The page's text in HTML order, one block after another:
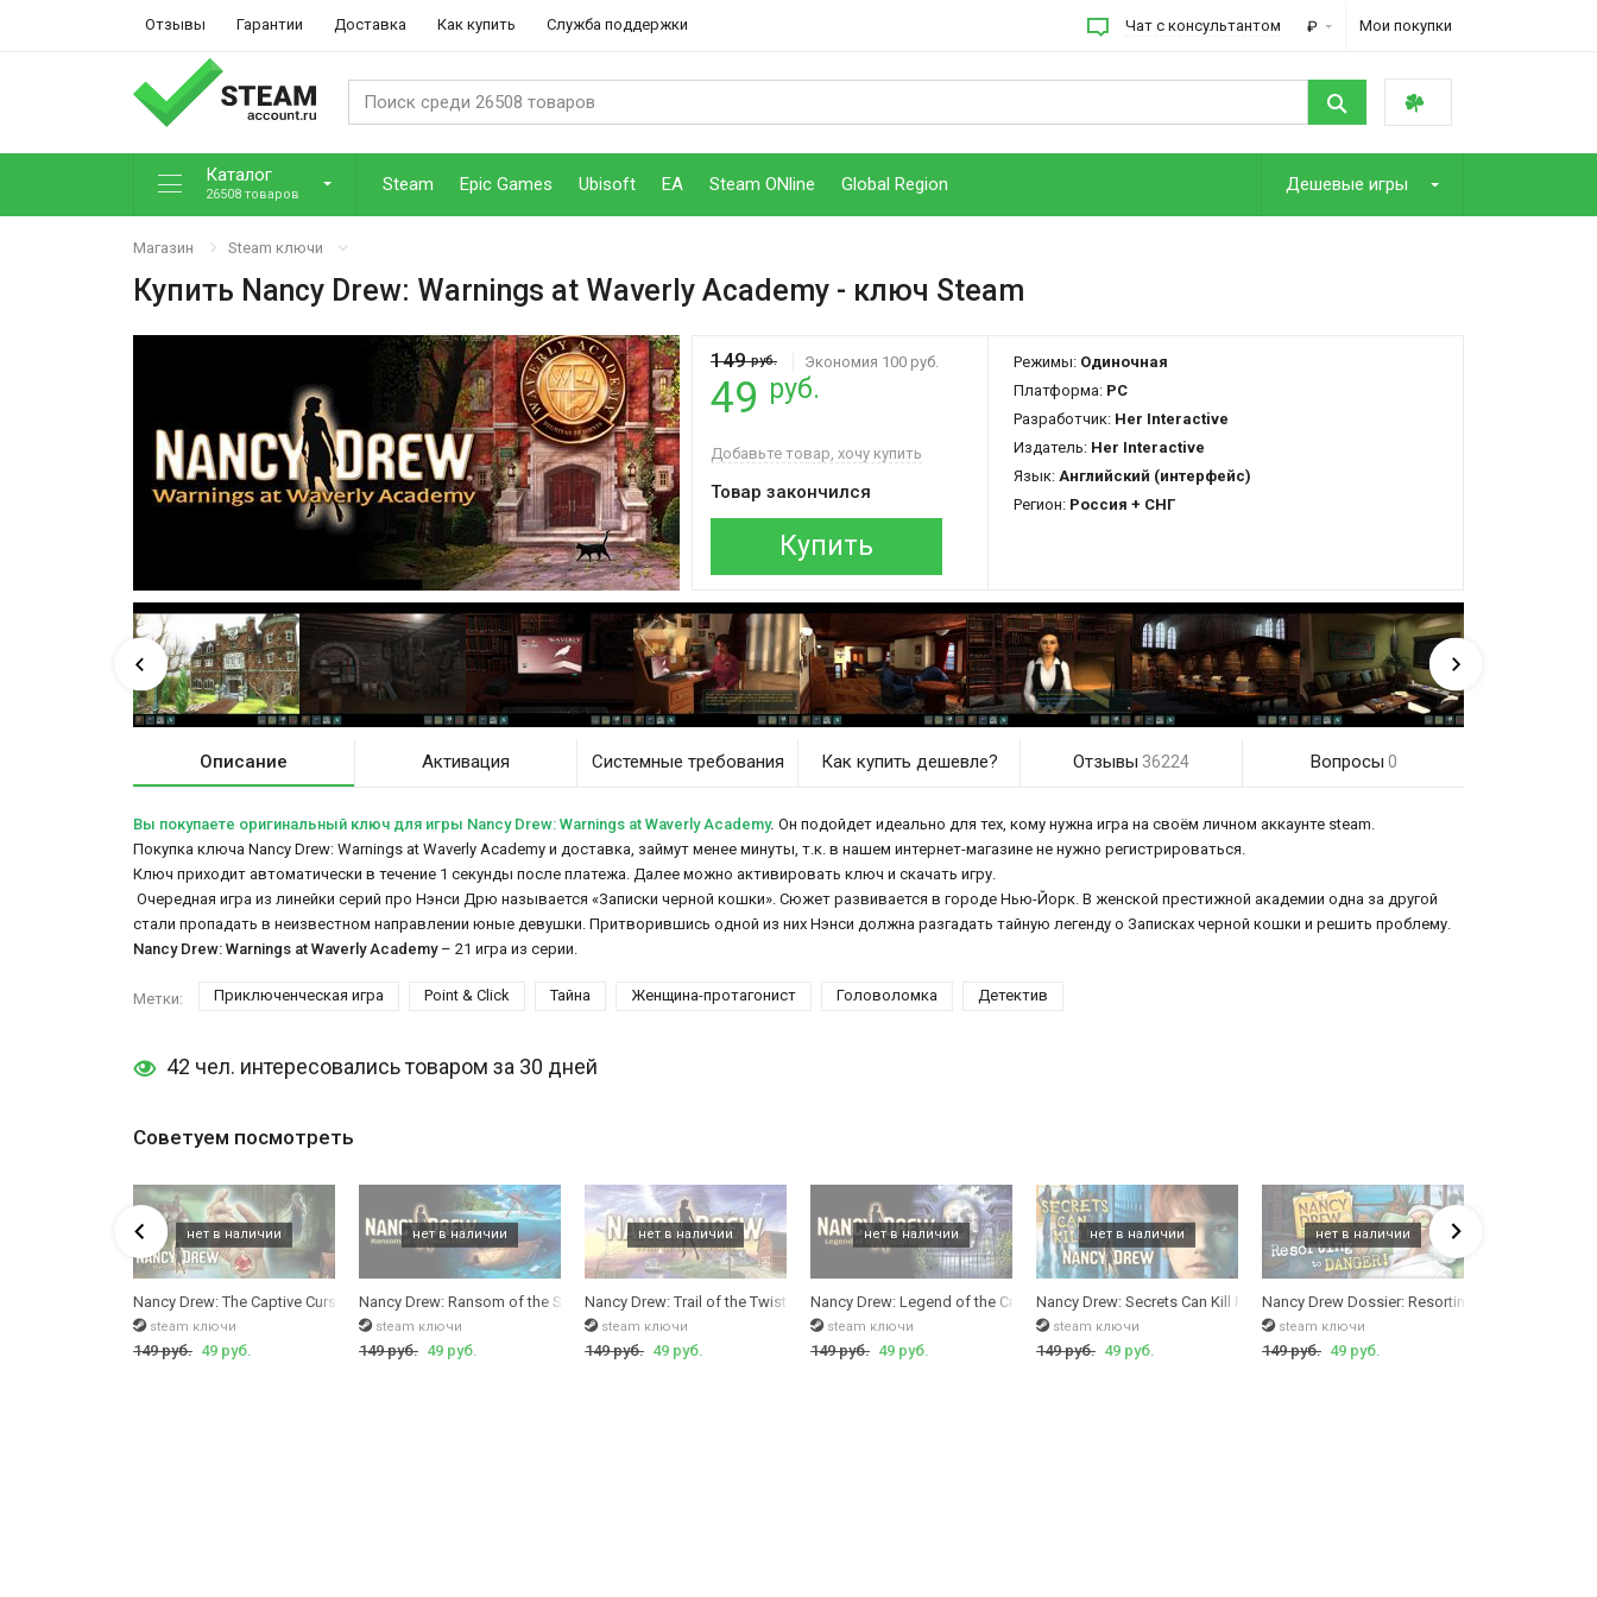
Отзывы Гарантии Доставка Как купить Служба поддержки Чат с консультантом ₽ Мои покупки
Каталог
26508 товаров Steam Epic Games Ubisoft EA Steam ONline Global Region Дешевые игры
Магазин Steam ключи
Купить Nancy Drew: Warnings at Waverly Academy - ключ Steam
149руб. Экономия 100 руб.
49 руб.
Добавьте товар, хочу купить
Товар закончился
Купить
Режимы: Одиночная
Платформа: PC
Разработчик: Her Interactive
Издатель: Her Interactive
Язык: Английский (интерфейс)
Регион: Россия + СНГ
Описание Активация Системные требования Как купить дешевле? Отзывы 36224 Вопросы 0
Вы покупаете оригинальный ключ для игры Nancy Drew: Warnings at Waverly Academy. Он подойдет идеально для тех, кому нужна игра на своём личном аккаунте steam.
Покупка ключа Nancy Drew: Warnings at Waverly Academy и доставка, займут менее минуты, т.к. в нашем интернет-магазине не нужно регистрироваться.
Ключ приходит автоматически в течение 1 секунды после платежа. Далее можно активировать ключ и скачать игру.
Очередная игра из линейки серий про Нэнси Дрю называется «Записки черной кошки». Сюжет развивается в городе Нью-Йорк. В женской престижной академии одна за другой
стали пропадать в неизвестном направлении юные девушки. Притворившись одной из них Нэнси должна разгадать тайную легенду о Записках черной кошки и решить проблему.
Nancy Drew: Warnings at Waverly Academy – 21 игра из серии.
Метки: Приключенческая игра Point & Click Тайна Женщина-протагонист Головоломка Детектив
42 чел. интересовались товаром за 30 дней
Советуем посмотреть
Nancy Drew: The Captive Curse
steam ключи
149 руб. 49 руб.
Nancy Drew: Ransom of the Seven Ships
steam ключи
149 руб. 49 руб.
Nancy Drew: Trail of the Twister
steam ключи
149 руб. 49 руб.
Nancy Drew: Legend of the Crystal Skull
steam ключи
149 руб. 49 руб.
Nancy Drew: Secrets Can Kill REMASTERED
steam ключи
149 руб. 49 руб.
Nancy Drew Dossier: Resorting to Danger!
steam ключи
149 руб. 49 руб.